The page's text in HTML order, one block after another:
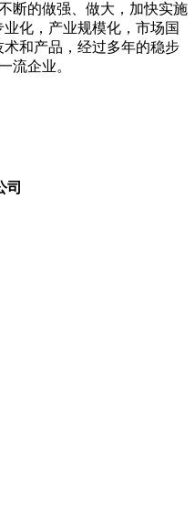
断的做强、做大，加快实施
化，产业规模化，市场国
和产品，经过多年的稳步
流企业。
司